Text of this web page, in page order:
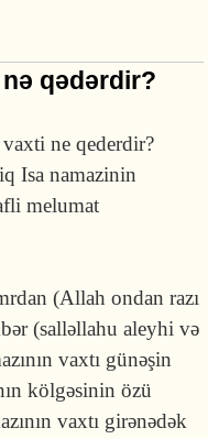
nə qədərdir?
ne qederdir?
Isa namazinin
melumat
(Allah ondan razı
(salləllahu aleyhi və
vaxtı günəşin
kölgəsinin özü
vaxtı girənədək